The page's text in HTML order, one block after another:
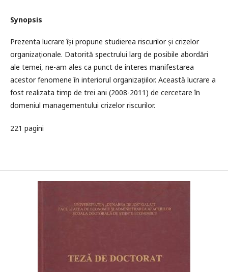
Synopsis
Prezenta lucrare își propune studierea riscurilor și crizelor
organizaționale. Datorită spectrului larg de posibile abordări
ale temei, ne-am ales ca punct de interes manifestarea
acestor fenomene în interiorul organizațiilor. Această lucrare a
fost realizata timp de trei ani (2008-2011) de cercetare în
domeniul managementului crizelor riscurilor.
221 pagini